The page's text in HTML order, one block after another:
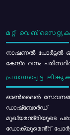
മറ്റ്
നാഷണൽ പോർട്ടൽ
കേന്ദ്ര വനം
പ്രധാനപ്പെട്ട
ഓൺലൈൻ
ഡാഷ്ബോർഡ്
മുഖ്യമന്ത്രിയുടെ
ഡോക്യുമെൻ്റ്